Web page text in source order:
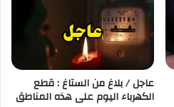
عاجل / بلاغ من الستاغ : قطع
الكهرباء اليوم على هذه المناطق